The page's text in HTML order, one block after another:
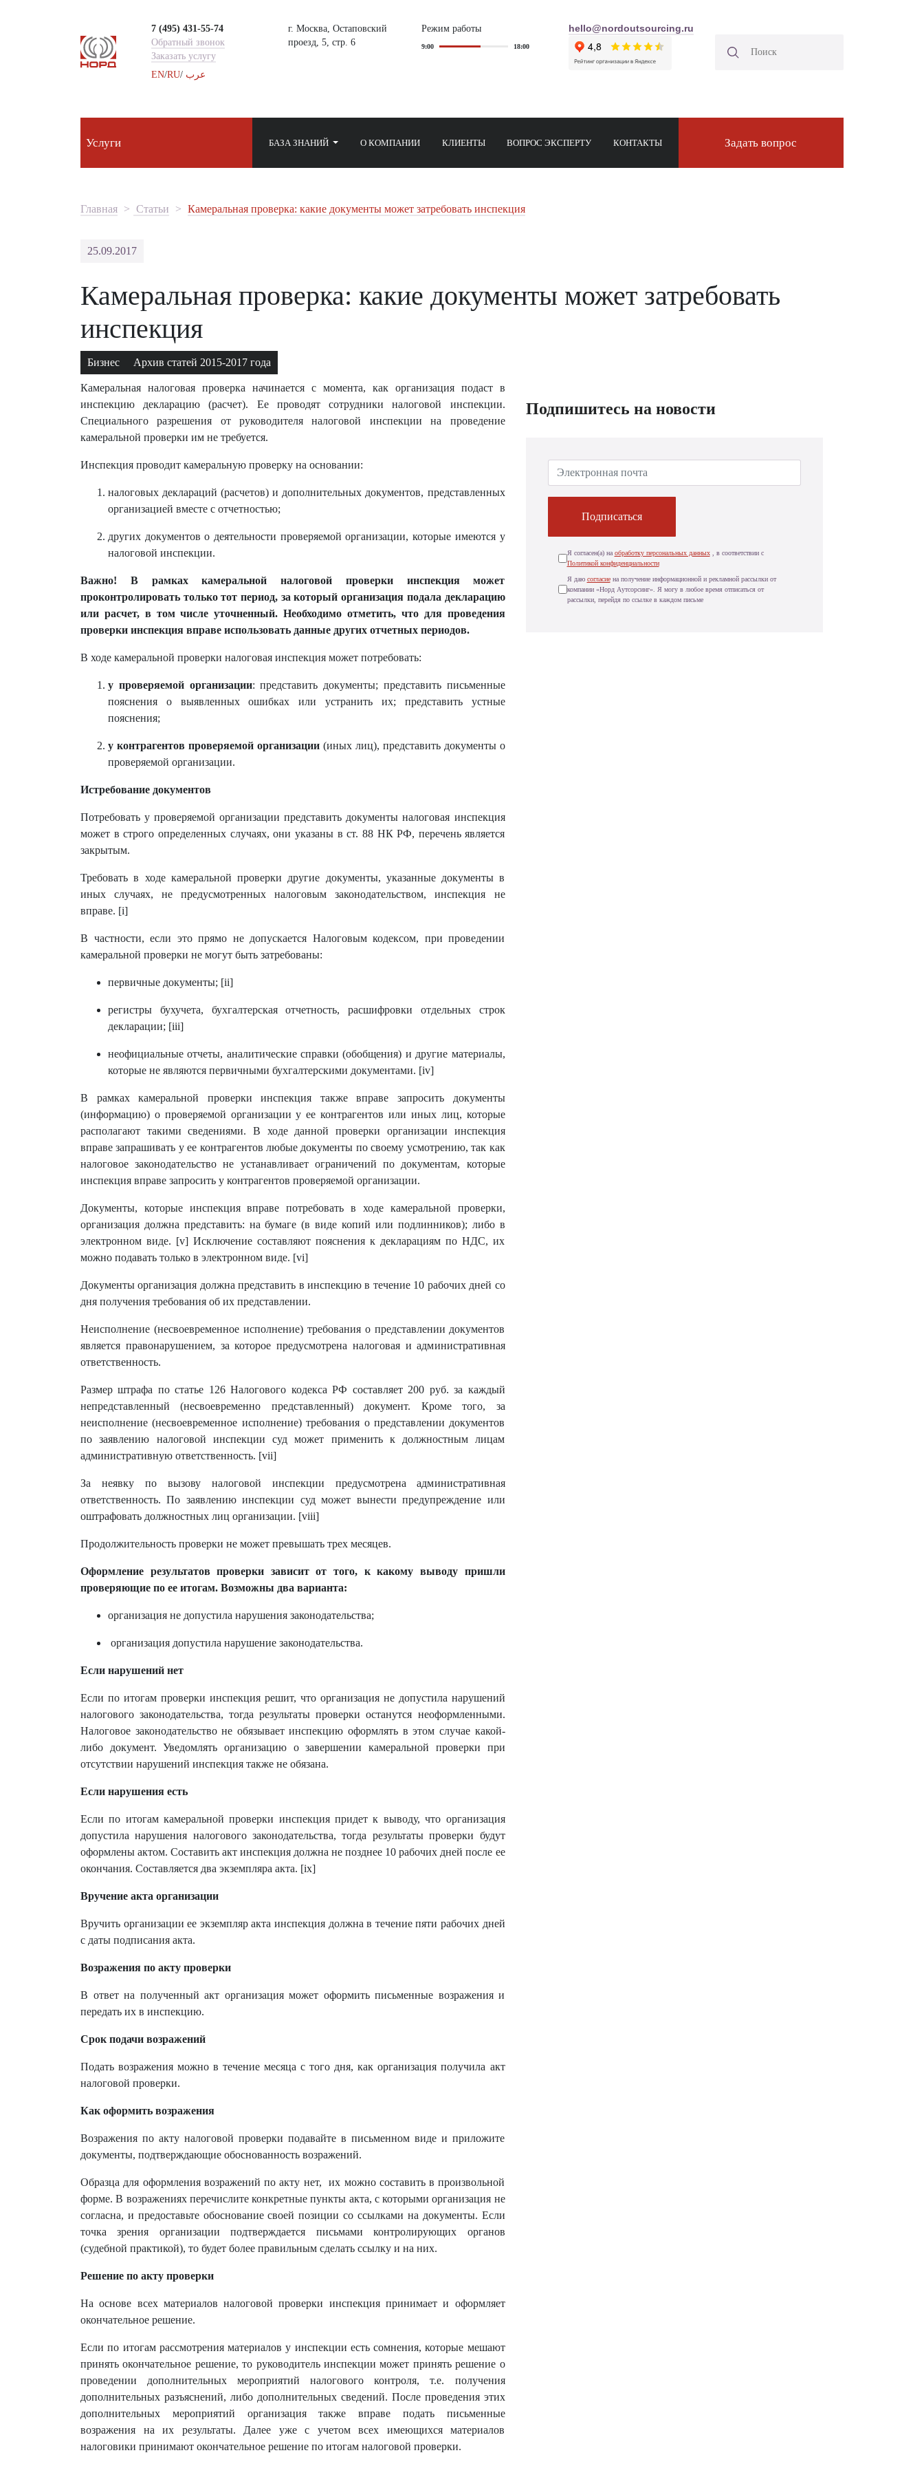
7 (495) 431-55-74
Обратный звонок
Заказать услугу
EN/RU/ عرب
г. Москва, Остаповский
проезд, 5, стр. 6
Режим работы
9:00 18:00
hello@nordoutsourcing.ru
Услуги БАЗА ЗНАНИЙ О КОМПАНИИ КЛИЕНТЫ ВОПРОС ЭКСПЕРТУ КОНТАКТЫ Задать вопрос
Главная Статьи Камеральная проверка: какие документы может затребовать инспекция
25.09.2017
Камеральная проверка: какие документы может затребовать
инспекция
Бизнес Архив статей 2015-2017 года
Камеральная налоговая проверка начинается с момента, как организация подаст в
инспекцию декларацию (расчет). Ее проводят сотрудники налоговой инспекции.
Специального разрешения от руководителя налоговой инспекции на проведение
камеральной проверки им не требуется.
Инспекция проводит камеральную проверку на основании:
налоговых деклараций (расчетов) и дополнительных документов, представленных
организацией вместе с отчетностью;
других документов о деятельности проверяемой организации, которые имеются у
налоговой инспекции.
Важно! В рамках камеральной налоговой проверки инспекция может
проконтролировать только тот период, за который организация подала декларацию
или расчет, в том числе уточненный. Необходимо отметить, что для проведения
проверки инспекция вправе использовать данные других отчетных периодов.
В ходе камеральной проверки налоговая инспекция может потребовать:
у проверяемой организации: представить документы; представить письменные
пояснения о выявленных ошибках или устранить их; представить устные
пояснения;
у контрагентов проверяемой организации(иных лиц), представить документы о
проверяемой организации.
Истребование документов
Потребовать у проверяемой организации представить документы налоговая инспекция
может в строго определенных случаях, они указаны в ст. 88 НК РФ, перечень является
закрытым.
Требовать в ходе камеральной проверки другие документы, указанные документы в
иных случаях, не предусмотренных налоговым законодательством, инспекция не
вправе. [i]
В частности, если это прямо не допускается Налоговым кодексом, при проведении
камеральной проверки не могут быть затребованы:
первичные документы; [ii]
регистры бухучета, бухгалтерская отчетность, расшифровки отдельных строк
декларации; [iii]
неофициальные отчеты, аналитические справки (обобщения) и другие материалы,
которые не являются первичными бухгалтерскими документами. [iv]
В рамках камеральной проверки инспекция также вправе запросить документы
(информацию) о проверяемой организации у ее контрагентов или иных лиц, которые
располагают такими сведениями. В ходе данной проверки организации инспекция
вправе запрашивать у ее контрагентов любые документы по своему усмотрению, так как
налоговое законодательство не устанавливает ограничений по документам, которые
инспекция вправе запросить у контрагентов проверяемой организации.
Документы, которые инспекция вправе потребовать в ходе камеральной проверки,
организация должна представить: на бумаге (в виде копий или подлинников); либо в
электронном виде. [v] Исключение составляют пояснения к декларациям по НДС, их
можно подавать только в электронном виде. [vi]
Документы организация должна представить в инспекцию в течение 10 рабочих дней со
дня получения требования об их представлении.
Неисполнение (несвоевременное исполнение) требования о представлении документов
является правонарушением, за которое предусмотрена налоговая и административная
ответственность.
Размер штрафа по статье 126 Налогового кодекса РФ составляет 200 руб. за каждый
непредставленный (несвоевременно представленный) документ. Кроме того, за
неисполнение (несвоевременное исполнение) требования о представлении документов
по заявлению налоговой инспекции суд может применить к должностным лицам
административную ответственность. [vii]
За неявку по вызову налоговой инспекции предусмотрена административная
ответственность. По заявлению инспекции суд может вынести предупреждение или
оштрафовать должностных лиц организации. [viii]
Продолжительность проверки не может превышать трех месяцев.
Оформление результатов проверки зависит от того, к какому выводу пришли
проверяющие по ее итогам. Возможны два варианта:
организация не допустила нарушения законодательства;
организация допустила нарушение законодательства.
Если нарушений нет
Если по итогам проверки инспекция решит, что организация не допустила нарушений
налогового законодательства, тогда результаты проверки останутся неоформленными.
Налоговое законодательство не обязывает инспекцию оформлять в этом случае какой-
либо документ. Уведомлять организацию о завершении камеральной проверки при
отсутствии нарушений инспекция также не обязана.
Если нарушения есть
Если по итогам камеральной проверки инспекция придет к выводу, что организация
допустила нарушения налогового законодательства, тогда результаты проверки будут
оформлены актом. Составить акт инспекция должна не позднее 10 рабочих дней после ее
окончания. Составляется два экземпляра акта. [ix]
Вручение акта организации
Вручить организации ее экземпляр акта инспекция должна в течение пяти рабочих дней
с даты подписания акта.
Возражения по акту проверки
В ответ на полученный акт организация может оформить письменные возражения и
передать их в инспекцию.
Срок подачи возражений
Подать возражения можно в течение месяца с того дня, как организация получила акт
налоговой проверки.
Как оформить возражения
Возражения по акту налоговой проверки подавайте в письменном виде и приложите
документы, подтверждающие обоснованность возражений.
Образца для оформления возражений по акту нет, их можно составить в произвольной
форме. В возражениях перечислите конкретные пункты акта, с которыми организация не
согласна, и предоставьте обоснование своей позиции со ссылками на документы. Если
точка зрения организации подтверждается письмами контролирующих органов
(судебной практикой), то будет более правильным сделать ссылку и на них.
Решение по акту проверки
На основе всех материалов налоговой проверки инспекция принимает и оформляет
окончательное решение.
Если по итогам рассмотрения материалов у инспекции есть сомнения, которые мешают
принять окончательное решение, то руководитель инспекции может принять решение о
проведении дополнительных мероприятий налогового контроля, т.е. получения
дополнительных разъяснений, либо дополнительных сведений. После проведения этих
дополнительных мероприятий организация также вправе подать письменные
возражения на их результаты. Далее уже с учетом всех имеющихся материалов
налоговики принимают окончательное решение по итогам налоговой проверки.
Подпишитесь на новости
Подписаться
Я согласен(а) на обработку персональных данных, в соответствии с
Политикой конфиденциальности
Я даю согласиена получение информационной и рекламной рассылки от
компании «Норд Аутсорсинг». Я могу в любое время отписаться от
рассылки, перейдя по ссылке в каждом письме